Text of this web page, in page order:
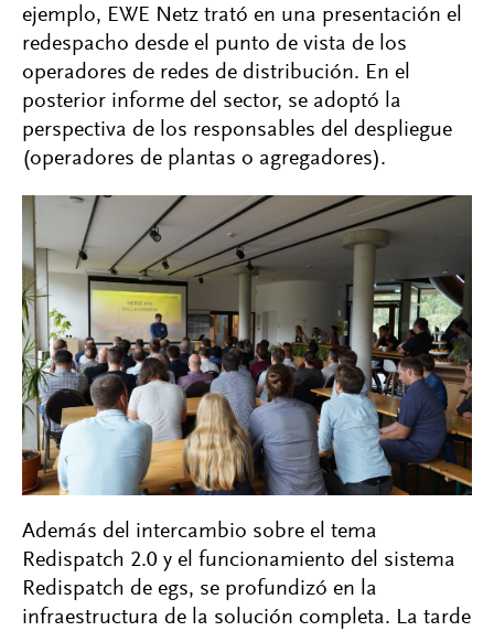
ejemplo, EWE Netz trató en una presentación el
redespacho desde el punto de vista de los
operadores de redes de distribución. En el
posterior informe del sector, se adoptó la
perspectiva de los responsables del despliegue
(operadores de plantas o agregadores).
Además del intercambio sobre el tema
Redispatch 2.0 y el funcionamiento del sistema
Redispatch de egs, se profundizó en la
infraestructura de la solución completa. La tarde